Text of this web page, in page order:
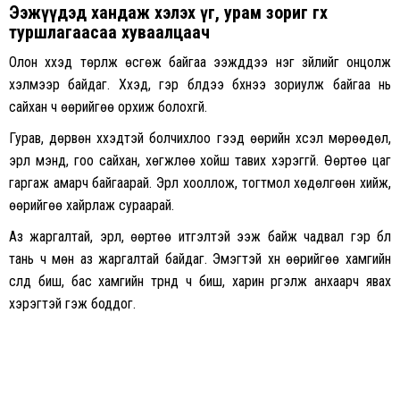
Ээжүүдэд хандаж хэлэх үг, урам зориг өгөх
туршлагаасаа хуваалцаач
Олон хүүхэд төрүүлж өсгөж байгаа ээжүүддээ нэг зүйлийг онцолж
хэлмээр байдаг. Хүүхэд, гэр бүлдээ бүхнээ зориулж байгаа нь
сайхан ч өөрийгөө орхиж болохгүй.
Гурав, дөрвөн хүүхэдтэй болчихлоо гээд өөрийн хүсэл мөрөөдөл,
эрүүл мэнд, гоо сайхан, хөгжлөө хойш тавих хэрэггүй. Өөртөө цаг
гаргаж амарч байгаарай. Эрүүл хооллож, тогтмол хөдөлгөөн хийж,
өөрийгөө хайрлаж сураарай.
Аз жаргалтай, эрүүл, өөртөө итгэлтэй ээж байж чадвал гэр бүл
тань ч мөн аз жаргалтай байдаг. Эмэгтэй хүн өөрийгөө хамгийн
сүүлд биш, бас хамгийн түрүүнд ч биш, харин үргэлж анхаарч явах
хэрэгтэй гэж боддог.